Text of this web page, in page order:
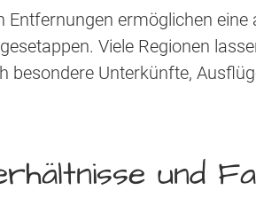
Entfernungen ermöglichen
Viele Regionen
besondere Unterkünfte,
und